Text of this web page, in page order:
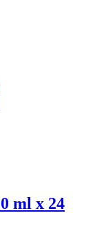
ml x 24